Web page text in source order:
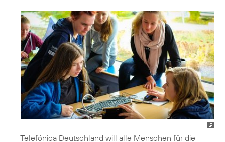
Telefónica Deutschland will alle Menschen für die